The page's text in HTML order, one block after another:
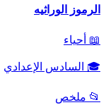
الرموز الوراثيه
📖 أحياء
🎓 السادس الإعدادي
📂 ملخص